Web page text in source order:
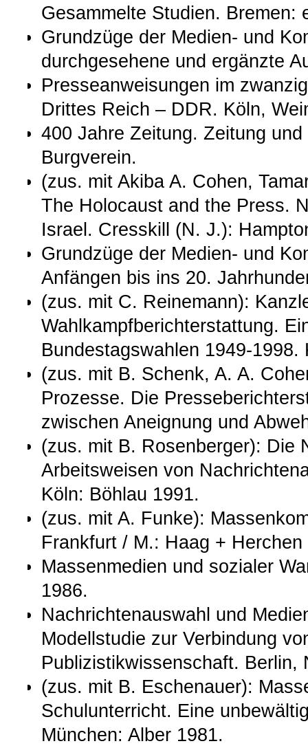
Gesammelte Studien. Bremen:
Grundzüge der Medien- und
durchgesehene und ergänzte
Presseanweisungen im
Drittes Reich – DDR. Köln,
400 Jahre Zeitung. Zeitung
Burgverein.
(zus. mit Akiba A. Cohen,
The Holocaust and the Press.
Israel. Cresskill (N. J.):
Grundzüge der Medien- und
Anfängen bis ins 20.
(zus. mit C. Reinemann):
Wahlkampfberichterstattung.
Bundestagswahlen 1949-
(zus. mit B. Schenk, A. A.
Prozesse. Die
zwischen Aneignung und
(zus. mit B. Rosenberger): Die
Arbeitsweisen von
Köln: Böhlau 1991.
(zus. mit A. Funke):
Frankfurt / M.: Haag + Herchen
Massenmedien und sozialer
1986.
Nachrichtenauswahl und
Modellstudie zur Verbindung
Publizistikwissenschaft. Berlin,
(zus. mit B. Eschenauer):
Schulunterricht. Eine
München: Alber 1981.